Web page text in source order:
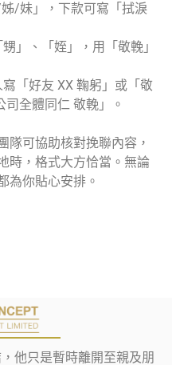
/妹」，下款可寫「拭淚
」、「姪」，用「敬輓」
「好友 XX 鞠躬」或「敬
全體同仁 敬輓」。
隊可協助核對挽聯內容，
時，格式大方恰當。無論
為你貼心安排。
他只是暫時離開至親及朋